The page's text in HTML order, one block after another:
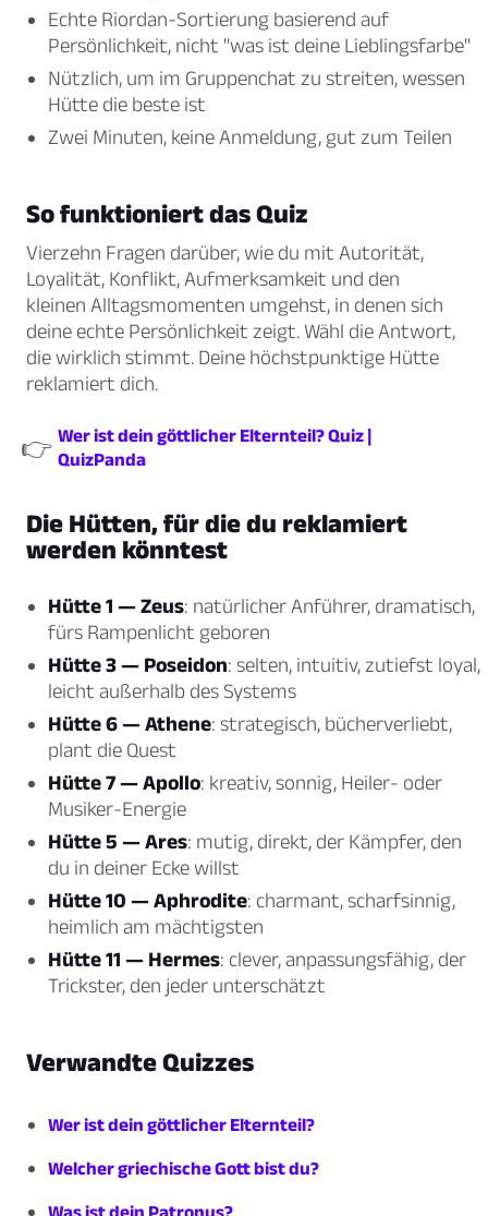
Echte Riordan-Sortierung basierend auf
Persönlichkeit, nicht "was ist deine Lieblingsfarbe"
Nützlich, um im Gruppenchat zu streiten, wessen
Hütte die beste ist
Zwei Minuten, keine Anmeldung, gut zum Teilen
So funktioniert das Quiz
Vierzehn Fragen darüber, wie du mit Autorität,
Loyalität, Konflikt, Aufmerksamkeit und den
kleinen Alltagsmomenten umgehst, in denen sich
deine echte Persönlichkeit zeigt. Wähl die Antwort,
die wirklich stimmt. Deine höchstpunktige Hütte
reklamiert dich.
👉 Wer ist dein göttlicher Elternteil? Quiz |
QuizPanda
Die Hütten, für die du reklamiert
werden könntest
Hütte 1 — Zeus: natürlicher Anführer, dramatisch,
fürs Rampenlicht geboren
Hütte 3 — Poseidon: selten, intuitiv, zutiefst loyal,
leicht außerhalb des Systems
Hütte 6 — Athene: strategisch, bücherverliebt,
plant die Quest
Hütte 7 — Apollo: kreativ, sonnig, Heiler- oder
Musiker-Energie
Hütte 5 — Ares: mutig, direkt, der Kämpfer, den
du in deiner Ecke willst
Hütte 10 — Aphrodite: charmant, scharfsinnig,
heimlich am mächtigsten
Hütte 11 — Hermes: clever, anpassungsfähig, der
Trickster, den jeder unterschätzt
Verwandte Quizzes
Wer ist dein göttlicher Elternteil?
Welcher griechische Gott bist du?
Was ist dein Patronus?